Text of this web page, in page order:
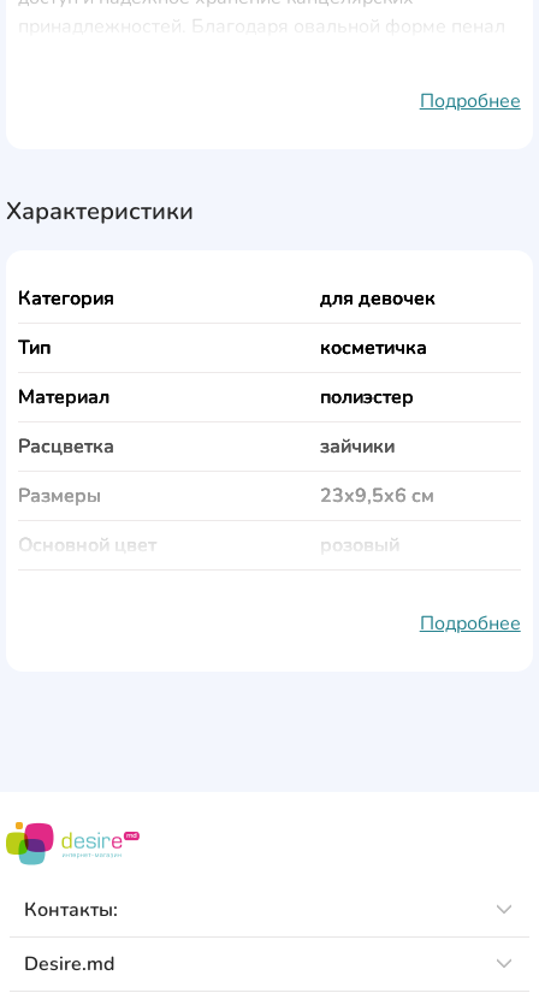
принадлежностей. Благодаря овальной форме пенал
ластики и другие мелочи. Изготовлен из прочного и
Подробнее
Характеристики
Категория
для девочек
Тип
косметичка
Материал
полиэстер
Расцветка
зайчики
Размеры
23x9,5x6 см
Основной цвет
розовый
Вес
Подробнее
Контакты:
Desire.md